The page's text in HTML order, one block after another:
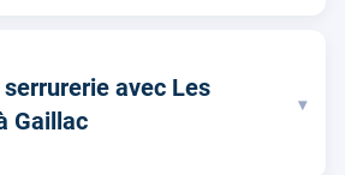
avec Les
Gaillac
▾